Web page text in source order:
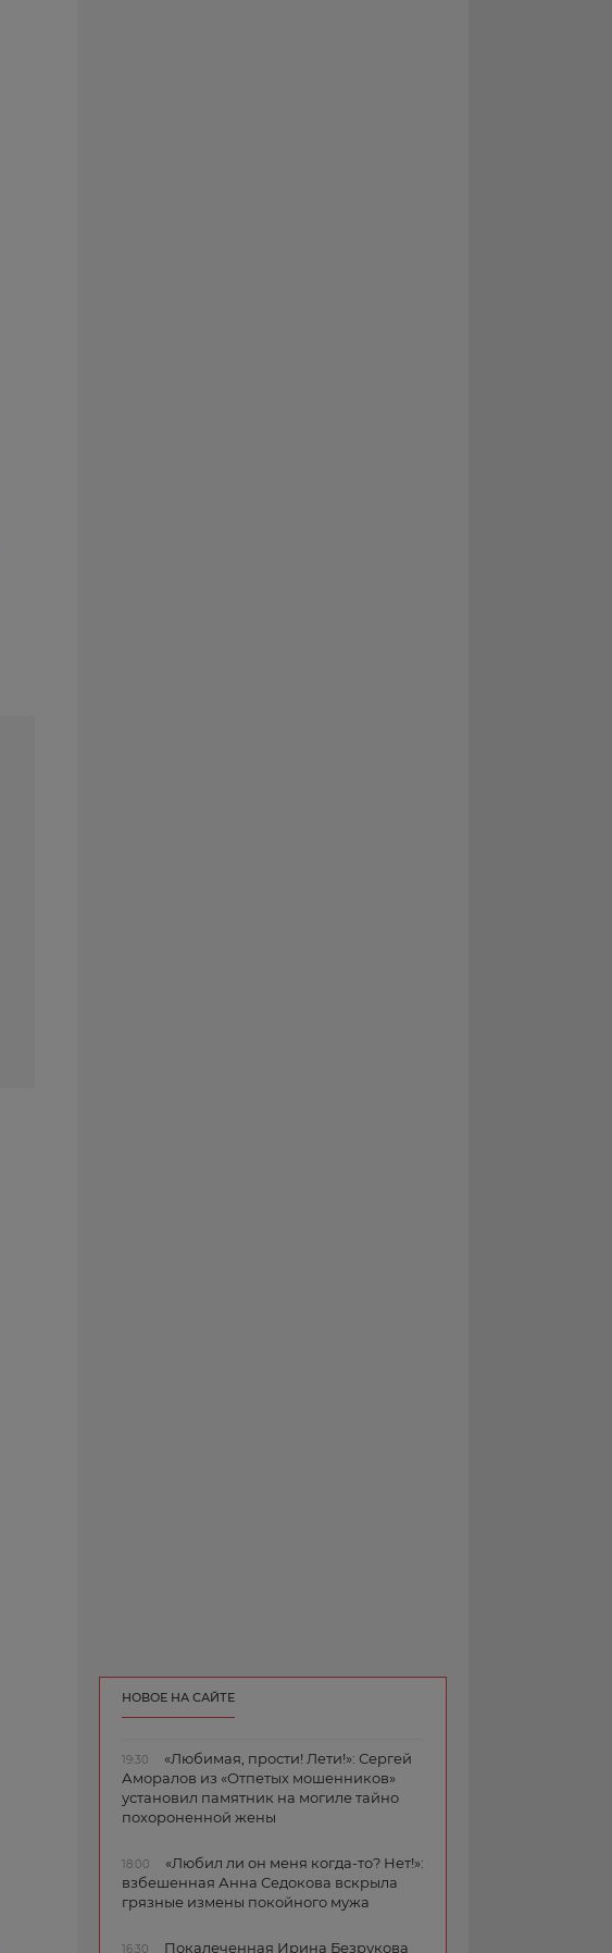
НОВОЕ НА САЙТЕ
19:30
«Любимая, прости! Лети!»: Сергей
Аморалов из «Отпетых мошенников»
установил памятник на могиле тайно
похороненной жены
18:00
«Любил ли он меня когда-то? Нет!»:
взбешенная Анна Седокова вскрыла
грязные измены покойного мужа
16:30 Покалеченная Ирина Безрукова